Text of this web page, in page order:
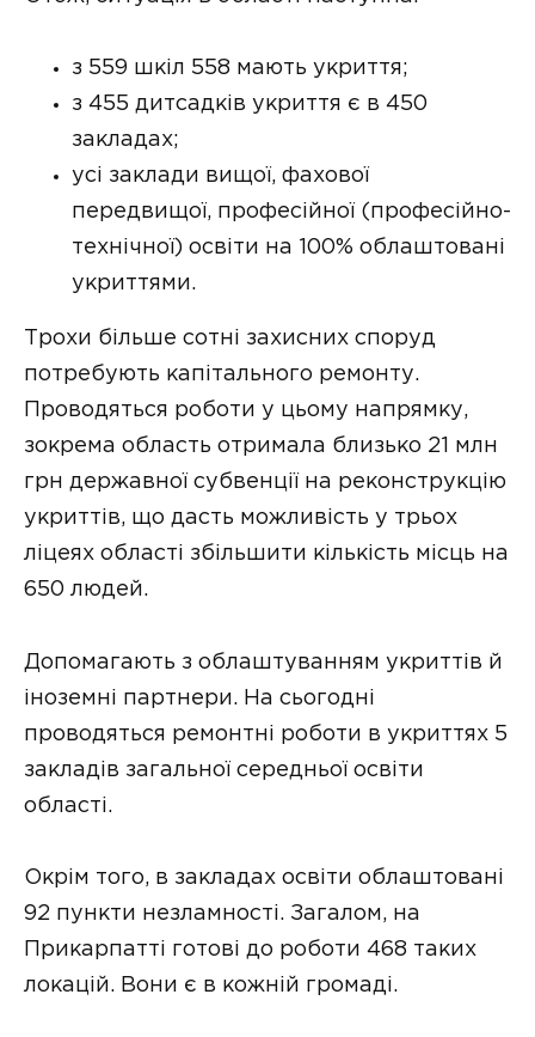
з 559 шкіл 558 мають укриття;
з 455 дитсадків укриття є в 450
закладах;
усі заклади вищої, фахової
передвищої, професійної (професійно-
технічної) освіти на 100% облаштовані
укриттями.
Трохи більше сотні захисних споруд
потребують капітального ремонту.
Проводяться роботи у цьому напрямку,
зокрема область отримала близько 21 млн
грн державної субвенції на реконструкцію
укриттів, що дасть можливість у трьох
ліцеях області збільшити кількість місць на
650 людей.
Допомагають з облаштуванням укриттів й
іноземні партнери. На сьогодні
проводяться ремонтні роботи в укриттях 5
закладів загальної середньої освіти
області.
Окрім того, в закладах освіти облаштовані
92 пункти незламності. Загалом, на
Прикарпатті готові до роботи 468 таких
локацій. Вони є в кожній громаді.